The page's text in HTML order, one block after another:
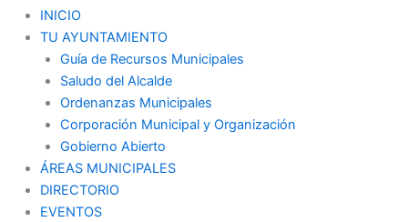
INICIO
TU AYUNTAMIENTO
Guía de Recursos Municipales
Saludo del Alcalde
Ordenanzas Municipales
Corporación Municipal y Organización
Gobierno Abierto
ÁREAS MUNICIPALES
DIRECTORIO
EVENTOS